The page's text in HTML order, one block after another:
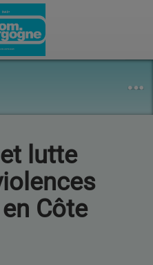
lutte
Côte